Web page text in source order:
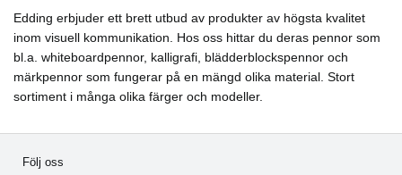
Edding erbjuder ett brett utbud av produkter av högsta kvalitet
inom visuell kommunikation. Hos oss hittar du deras pennor som
bl.a. whiteboardpennor, kalligrafi, blädderblockspennor och
märkpennor som fungerar på en mängd olika material. Stort
sortiment i många olika färger och modeller.
Följ oss